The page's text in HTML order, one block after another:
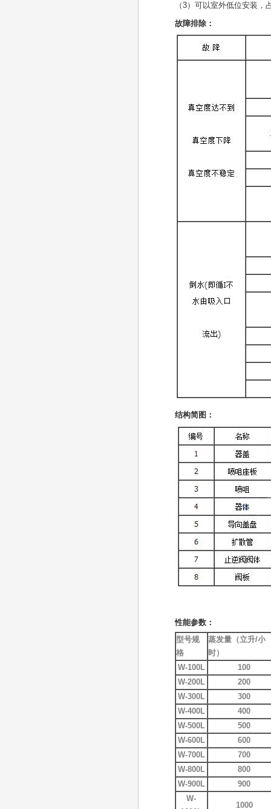
（3）可以室外低位安装
故障排除：
结构简图：
性能参数：
型号规
格
蒸发量（立升/小
时）
W-100L
100
W-200L
200
W-300L
300
W-400L
400
W-500L
500
W-600L
600
W-700L
700
W-800L
800
W-900L
900
W-
1000